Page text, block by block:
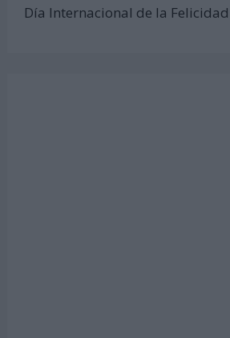
Día Internacional de la Felicidad